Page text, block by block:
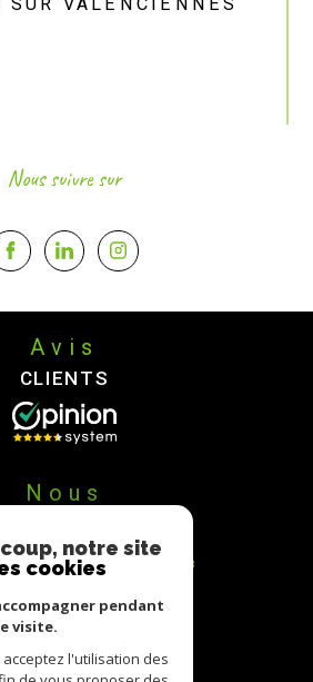
Nous suivre sur
Avis
CLIENTS
Nous
notre site
cookies
pendant
visite.
l'utilisation des